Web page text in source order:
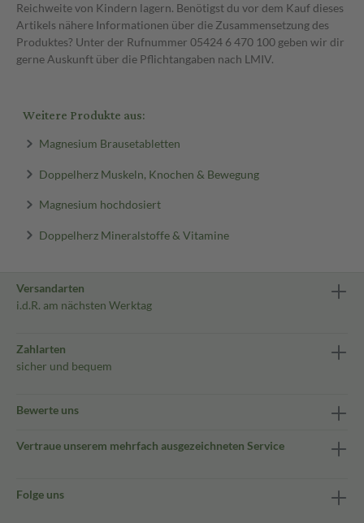
Reichweite von Kindern lagern. Benötigst du vor dem Kauf dieses
Artikels nähere Informationen über die Zusammensetzung des
Produktes? Unter der Rufnummer 05424 6 470 100 geben wir dir
gerne Auskunft über die Pflichtangaben nach LMIV.
Weitere Produkte aus:
Magnesium Brausetabletten
Doppelherz Muskeln, Knochen & Bewegung
Magnesium hochdosiert
Doppelherz Mineralstoffe & Vitamine
Versandarten
i.d.R. am nächsten Werktag
Zahlarten
sicher und bequem
Bewerte uns
Vertraue unserem mehrfach ausgezeichneten Service
Folge uns